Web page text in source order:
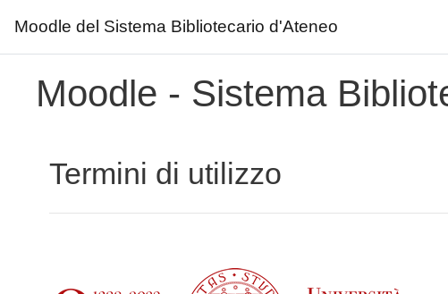
Moodle del Sistema Bibliotecario d'Ateneo
Moodle - Sistema
Termini di utilizzo